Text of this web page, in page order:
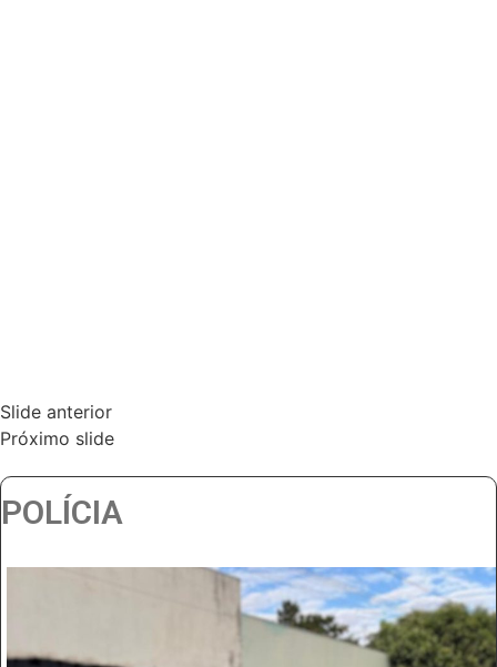
Slide anterior
Próximo slide
POLÍCIA